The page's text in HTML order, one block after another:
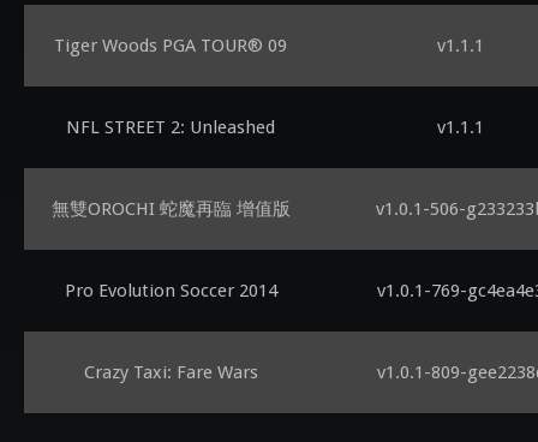
Tiger Woods PGA TOUR® 09 v1.1.1
NFL STREET 2: Unleashed v1.1.1
無雙OROCHI 蛇魔再臨 增值版 v1.0.1-506-
Pro Evolution Soccer 2014 v1.0.1-769-
Crazy Taxi: Fare Wars v1.0.1-809-